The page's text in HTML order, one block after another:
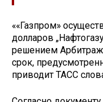
««Газпром»
долларов
решением
срок,
приводит ТАСС